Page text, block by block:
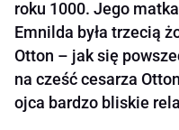
roku 1000. Jego
Emnilda była trzecią
Otton – jak się
na cześć cesarza
ojca bardzo bliskie